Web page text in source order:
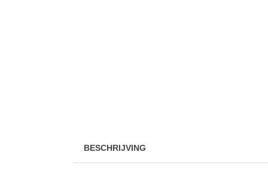
BESCHRIJVING